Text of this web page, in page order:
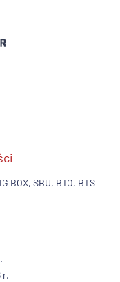
BOX, SBU, BTO, BTS
r.